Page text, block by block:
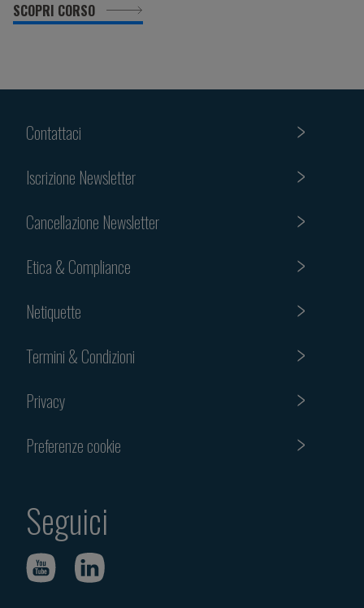
SCOPRI CORSO
Contattaci
Iscrizione Newsletter
Cancellazione Newsletter
Etica & Compliance
Netiquette
Termini & Condizioni
Privacy
Preferenze cookie
Seguici